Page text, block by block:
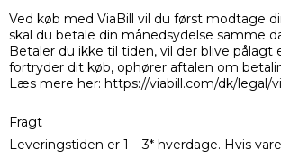
Ved køb med ViaBill vil du først modtage
skal du betale din månedsydelse samme
Betaler du ikke til tiden, vil der blive pålagt
fortryder dit køb, ophører aftalen om
Læs mere her: https://viabill.com/dk/legal/
Fragt
Leveringstiden er 1 – 3* hverdage. Hvis